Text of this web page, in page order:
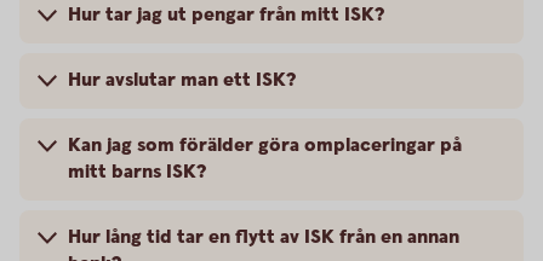
Hur tar jag ut pengar från mitt ISK?
Hur avslutar man ett ISK?
Kan jag som förälder göra omplaceringar på
mitt barns ISK?
Hur lång tid tar en flytt av ISK från en annan